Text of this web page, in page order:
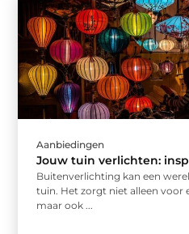
Aanbiedingen
Jouw tuin verlichten:
Buitenverlichting kan een
tuin. Het zorgt niet alleen voor
maar ook ...